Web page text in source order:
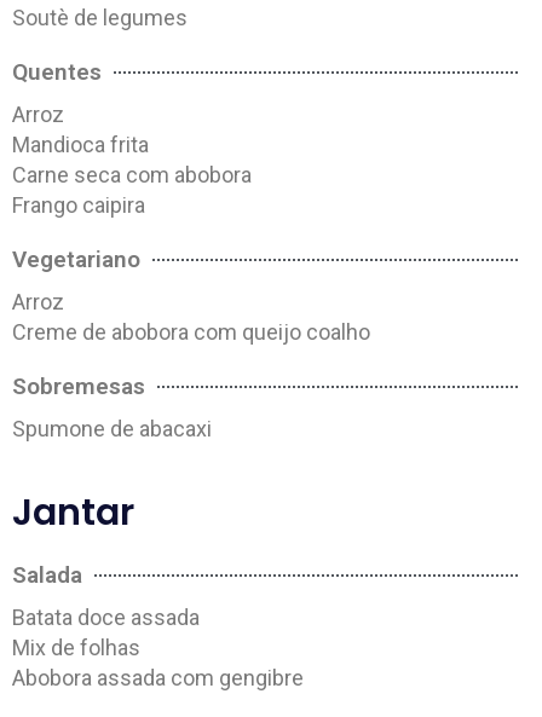
Soutè de legumes
Quentes
Arroz
Mandioca frita
Carne seca com abobora
Frango caipira
Vegetariano
Arroz
Creme de abobora com queijo coalho
Sobremesas
Spumone de abacaxi
Jantar
Salada
Batata doce assada
Mix de folhas
Abobora assada com gengibre